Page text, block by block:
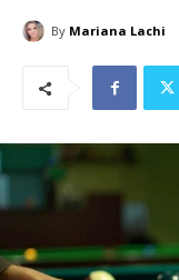
By Mariana Lachi